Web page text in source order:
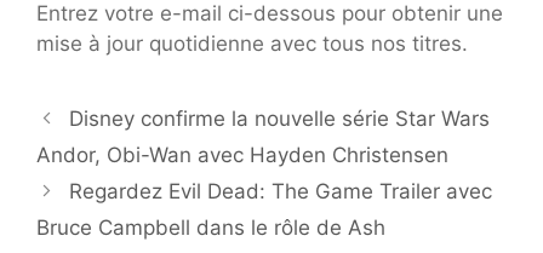
Entrez votre e-mail ci-dessous pour obtenir une
mise à jour quotidienne avec tous nos titres.
Disney confirme la nouvelle série Star Wars
Andor, Obi-Wan avec Hayden Christensen
Regardez Evil Dead: The Game Trailer avec
Bruce Campbell dans le rôle de Ash